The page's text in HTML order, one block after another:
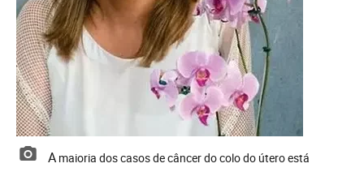
A maioria dos casos de câncer do colo do útero está